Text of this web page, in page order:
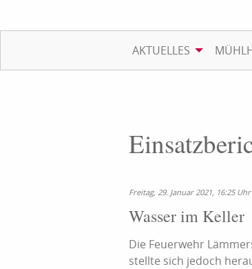
AKTUELLES
Freitag, 29. Januar 2021, 16:25 Uhr
Wasser im Keller
Die Feuerwehr
stellte sich jedoch